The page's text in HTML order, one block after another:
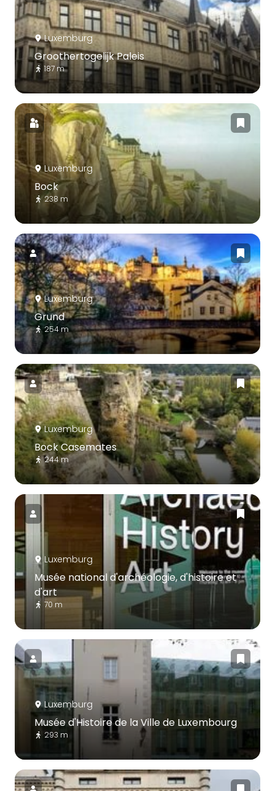
Luxemburg
Groothertogelijk Paleis
187 m
Luxemburg
Bock
238 m
Luxemburg
Grund
254 m
Luxemburg
Bock Casemates
244 m
Luxemburg
Musée national d'archéologie, d'histoire et
d'art
70 m
Luxemburg
Musée d'Histoire de la Ville de Luxembourg
293 m